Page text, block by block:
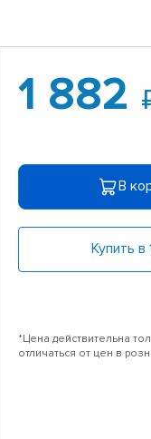
1 882
В
Купить в
*Цена действительна
отличаться от цен в